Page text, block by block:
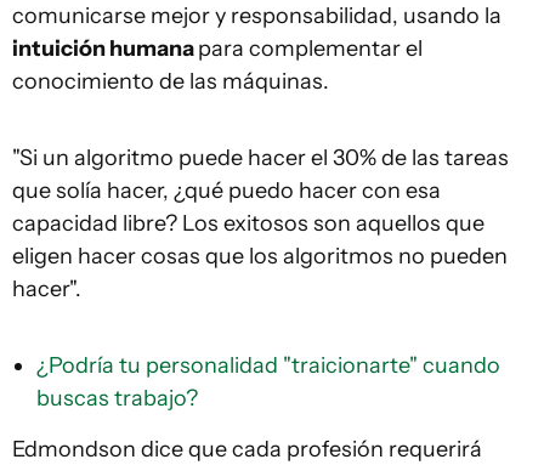
comunicarse mejor y responsabilidad, usando la
intuición humanapara complementar el
conocimiento de las máquinas.
"Si un algoritmo puede hacer el 30% de las tareas
que solía hacer, ¿qué puedo hacer con esa
capacidad libre? Los exitosos son aquellos que
eligen hacer cosas que los algoritmos no pueden
hacer".
¿Podría tu personalidad "traicionarte" cuando
buscas trabajo?
Edmondson dice que cada profesión requerirá